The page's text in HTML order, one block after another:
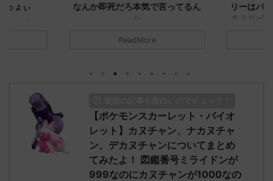
っょぃ
リージョ
ただダグト
れたウミト
た！ (ﾜｯﾁ
なんか即死だろ本気で言ってるん
う思ってる？ 初めの記事 元のス
01:07:00.69ID:oUI00NrJ0 エクスレ
ッグヘルムかっこいいから助かる 名
無しさん0971 0971 名無しさん、君に
決めた！ (ﾜｯﾁｮｲW b524-NwUu)
2023/06/28(水 ...
ReadMore
リーはバ
るよりビ
2023/06/
え忘れたガ
たラウドボ
しさん0624
決めた！ (ﾜ
【ポケモンスカーレット・バイオ
レット】カヌチャン、ナカヌチャ
ン、デカヌチャンについてまとめ
てみたよ！ 図鑑番号ミライドンが
999なのにカヌチャンが1000なの